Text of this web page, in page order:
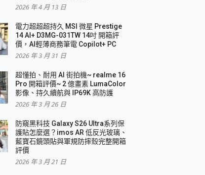
測
救援軟體
機 vivo V30 Pro
2026 年 4 月 13 日
電力超超超持久 MSI 微星 Prestige
14 AI+ D3MG-031TW 14吋 開箱評
價，AI輕薄商務筆電 Copilot+ PC
2026 年 3 月 31 日
超懂拍、耐用 AI 街拍機~ realme 16
Pro 開箱評價~ 2 億畫素 LumaColor
影像、持久續航與 IP69K 高防護
2026 年 3 月 26 日
防窺黑科技 Galaxy S26 Ultra系列保
護貼怎麼選？imos AR 低反光玻璃、
藍寶石鏡頭貼與軍規防摔殼完整開箱
評價
2026 年 3 月 21 日